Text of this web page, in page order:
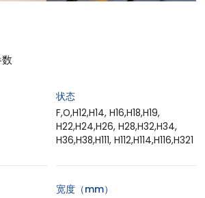
状态
F,O,H12,H14, H16,H18,H19,
H22,H24,H26, H28,H32,H34,
H36,H38,H111, H112,H114,H116,H321
宽度（mm）